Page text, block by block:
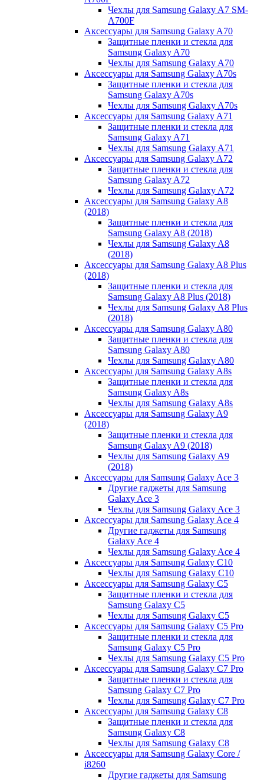
Чехлы для Samsung Galaxy A7 SM-
A700F
Аксессуары для Samsung Galaxy A70
Защитные пленки и стекла для
Samsung Galaxy A70
Чехлы для Samsung Galaxy A70
Аксессуары для Samsung Galaxy A70s
Защитные пленки и стекла для
Samsung Galaxy A70s
Чехлы для Samsung Galaxy A70s
Аксессуары для Samsung Galaxy A71
Защитные пленки и стекла для
Samsung Galaxy A71
Чехлы для Samsung Galaxy A71
Аксессуары для Samsung Galaxy A72
Защитные пленки и стекла для
Samsung Galaxy A72
Чехлы для Samsung Galaxy A72
Аксессуары для Samsung Galaxy A8
(2018)
Защитные пленки и стекла для
Samsung Galaxy A8 (2018)
Чехлы для Samsung Galaxy A8
(2018)
Аксессуары для Samsung Galaxy A8 Plus
(2018)
Защитные пленки и стекла для
Samsung Galaxy A8 Plus (2018)
Чехлы для Samsung Galaxy A8 Plus
(2018)
Аксессуары для Samsung Galaxy A80
Защитные пленки и стекла для
Samsung Galaxy A80
Чехлы для Samsung Galaxy A80
Аксессуары для Samsung Galaxy A8s
Защитные пленки и стекла для
Samsung Galaxy A8s
Чехлы для Samsung Galaxy A8s
Аксессуары для Samsung Galaxy A9
(2018)
Защитные пленки и стекла для
Samsung Galaxy A9 (2018)
Чехлы для Samsung Galaxy A9
(2018)
Аксессуары для Samsung Galaxy Ace 3
Другие гаджеты для Samsung
Galaxy Ace 3
Чехлы для Samsung Galaxy Ace 3
Аксессуары для Samsung Galaxy Ace 4
Другие гаджеты для Samsung
Galaxy Ace 4
Чехлы для Samsung Galaxy Ace 4
Аксессуары для Samsung Galaxy C10
Чехлы для Samsung Galaxy C10
Аксессуары для Samsung Galaxy C5
Защитные пленки и стекла для
Samsung Galaxy C5
Чехлы для Samsung Galaxy C5
Аксессуары для Samsung Galaxy C5 Pro
Защитные пленки и стекла для
Samsung Galaxy C5 Pro
Чехлы для Samsung Galaxy C5 Pro
Аксессуары для Samsung Galaxy C7 Pro
Защитные пленки и стекла для
Samsung Galaxy C7 Pro
Чехлы для Samsung Galaxy C7 Pro
Аксессуары для Samsung Galaxy C8
Защитные пленки и стекла для
Samsung Galaxy C8
Чехлы для Samsung Galaxy C8
Аксессуары для Samsung Galaxy Core /
i8260
Другие гаджеты для Samsung